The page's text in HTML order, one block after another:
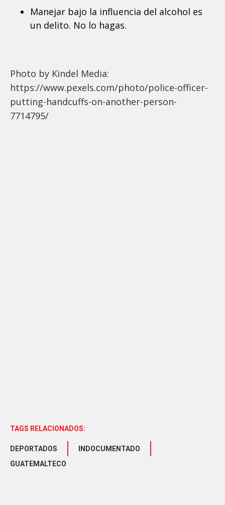
Manejar bajo la influencia del alcohol es
un delito. No lo hagas.
Photo by Kindel Media:
https://www.pexels.com/photo/police-officer-
putting-handcuffs-on-another-person-
7714795/
TAGS RELACIONADOS:
DEPORTADOS
INDOCUMENTADO
GUATEMALTECO